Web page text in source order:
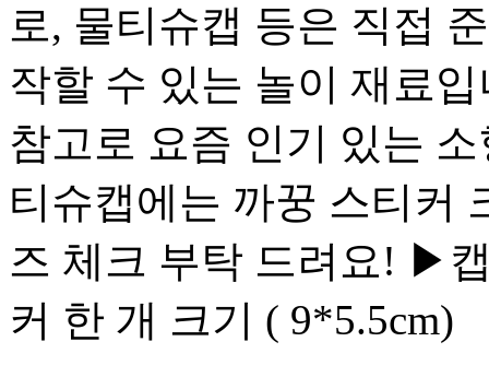
로, 물티슈캡 등은 직접
작할 수 있는 놀이 재료
참고로 요즘 인기 있는
티슈캡에는 까꿍 스티커
즈 체크 부탁 드려요! ▶
커 한 개 크기 ( 9*5.5cm)